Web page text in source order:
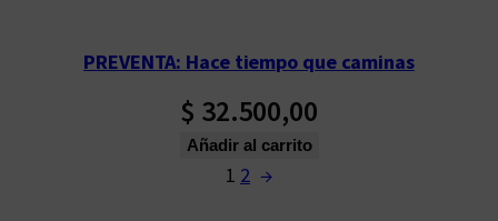
PREVENTA: Hace tiempo que caminas
$ 32.500,00
Añadir al carrito
1 2 →